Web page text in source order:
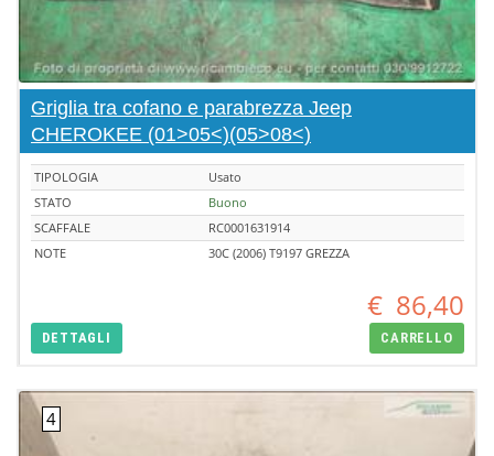
Griglia tra cofano e parabrezza Jeep
CHEROKEE (01>05<)(05>08<)
TIPOLOGIA
Usato
STATO
Buono
SCAFFALE
RC0001631914
NOTE
30C (2006) T9197 GREZZA
€ 86,40
DETTAGLI CARRELLO